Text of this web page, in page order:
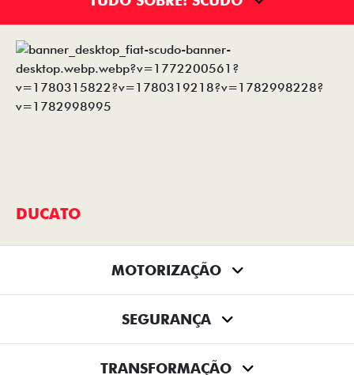
DUCATO
MOTORIZAÇÃO
SEGURANÇA
TRANSFORMAÇÃO